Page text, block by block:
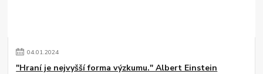
04.01.2024
"Hraní je nejvyšší forma výzkumu." Albert Einstein